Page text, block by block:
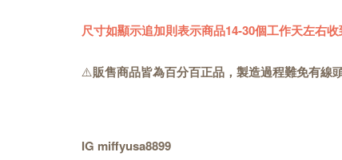
尺寸如顯示追加則表示商品14-30個工作天左右
⚠️販售商品皆為百分百正品，製造過程難免有線
IG miffyusa8899